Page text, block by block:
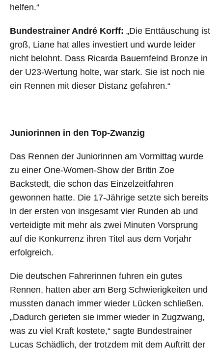
helfen.“
Bundestrainer André Korff: „Die Enttäuschung ist
groß, Liane hat alles investiert und wurde leider
nicht belohnt. Dass Ricarda Bauernfeind Bronze in
der U23-Wertung holte, war stark. Sie ist noch nie
ein Rennen mit dieser Distanz gefahren.“
Juniorinnen in den Top-Zwanzig
Das Rennen der Juniorinnen am Vormittag wurde
zu einer One-Women-Show der Britin Zoe
Backstedt, die schon das Einzelzeitfahren
gewonnen hatte. Die 17-Jährige setzte sich bereits
in der ersten von insgesamt vier Runden ab und
verteidigte mit mehr als zwei Minuten Vorsprung
auf die Konkurrenz ihren Titel aus dem Vorjahr
erfolgreich.
Die deutschen Fahrerinnen fuhren ein gutes
Rennen, hatten aber am Berg Schwierigkeiten und
mussten danach immer wieder Lücken schließen.
„Dadurch gerieten sie immer wieder in Zugzwang,
was zu viel Kraft kostete,“ sagte Bundestrainer
Lucas Schädlich, der trotzdem mit dem Auftritt der